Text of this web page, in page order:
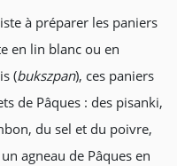
à préparer les paniers
en lin blanc ou en
(bukszpan), ces paniers
de Pâques : des pisanki,
du sel et du poivre,
agneau de Pâques en